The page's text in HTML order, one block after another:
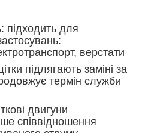
: підходить для
верстати
підлягають заміні за
термін служби
двигуни
співвідношення